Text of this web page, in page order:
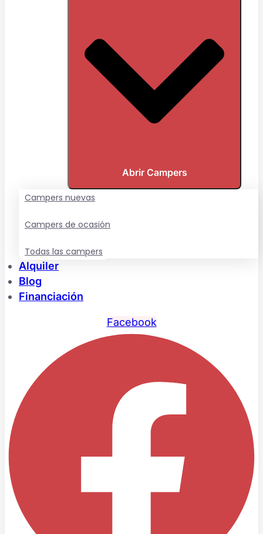
Abrir Campers
Campers nuevas
Campers de ocasión
Todas las campers
Alquiler
Blog
Financiación
Facebook